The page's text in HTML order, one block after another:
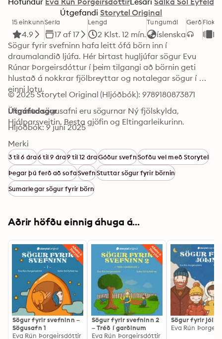
Útgefandi Storytel Original
15 einkunn
4.9
Sería
17 af 17
Lengd
2 Klst. 12 mín.
Tungumál
íslenska
Gerð
Sögur fyrir svefninn hafa leitt ófá börn inn í
draumalandið ljúfa. Hér birtast hugljúfar sögur Evu
Rúnar Þorgeirsdóttur í þeim tilgangi að börnin geti
hlustað á nokkrar fjölbreyttar og notalegar sögur í
einni lotu.
Í fimmta sögusafni eru sögurnar Ný fjölskylda,
Hjálparsveitin, Besta gjöfin og Eltingarleikurinn.
© 2025 Storytel Original (Hljóðbók): 9789180873871
Útgáfudagur
Hljóðbók: 9 juni 2025
Merki
3 til 6 ára6 til 9 ára9 til 12 áraGóður svefnSofðu vel með Storytel
Þegar þú ferð að sofaSvefnStuttar sögur fyrir börnin
Sumarlegar sögur fyrir börn
Aðrir höfðu einnig áhuga á...
Sögur fyrir svefninn –
Sögusafn 1
Eva Rún Þorgeirsdóttir
Sögur fyrir svefninn 2
– Tréð í garðinum
Eva Rún Þorgeirsdóttir
Sögur fyrir jólin
Eva Rún